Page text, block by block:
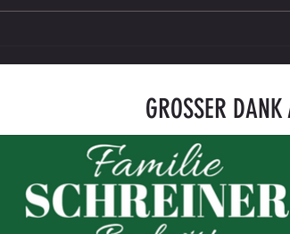
GROSSER